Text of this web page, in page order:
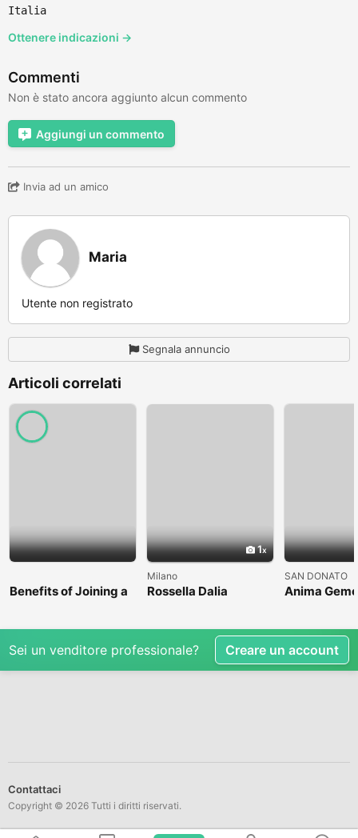
Italia
Ottenere indicazioni →
Commenti
Non è stato ancora aggiunto alcun commento
Aggiungi un commento
Invia ad un amico
Maria
Utente non registrato
Segnala annuncio
Articoli correlati
Benefits of Joining a
Professional Nasha
1
Milano
Rossella Dalia
SAN DONATO
Anima
Sei un venditore professionale? Creare un account
Contattaci
Copyright © 2026 Tutti i diritti riservati.